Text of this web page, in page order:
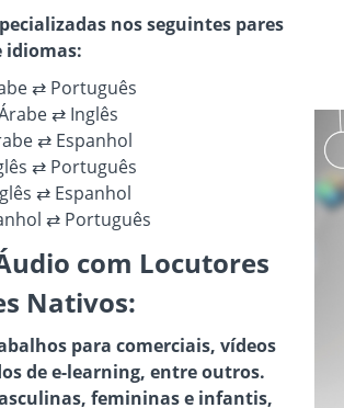
nos seguintes pares
idiomas:
⇄ Português
⇄ Inglês
⇄ Espanhol
⇄ Português
⇄ Espanhol
⇄ Português
com Locutores
Nativos:
para comerciais, vídeos
de e-learning, entre outros.
femininas e infantis,